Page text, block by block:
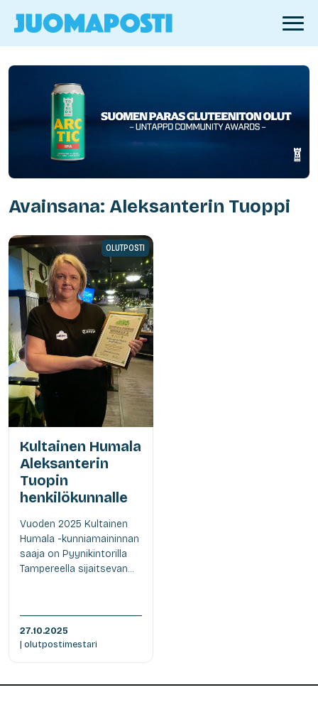
Avainsana: Aleksanterin Tuoppi
OLUTPOSTI
Kultainen Humala
Aleksanterin
Tuopin
henkilökunnalle
Vuoden 2025 Kultainen
Humala -kunniamaininnan
saaja on Pyynikintorilla
Tampereella sijaitsevan...
27.10.2025
| olutpostimestari